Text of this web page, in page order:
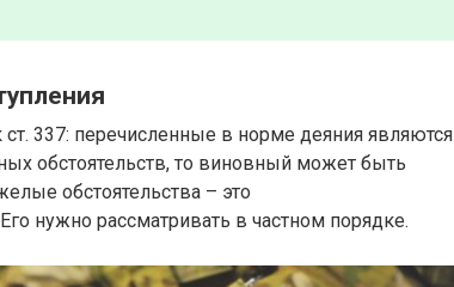
337: перечисленные в норме деяния являются
обстоятельств, то виновный может быть
обстоятельства – это
нужно рассматривать в частном порядке.